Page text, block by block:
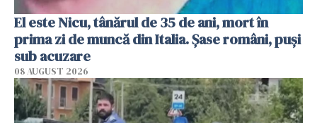
El este Nicu, tânărul de 35 de ani, mort în
prima zi de muncă din Italia. Șase români, puși
sub acuzare
08 AUGUST 2026